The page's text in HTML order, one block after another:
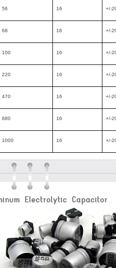
56 16 +/-
68 16 +/-
100 16 +/-
220 16 +/-
470 16 +/-
680 16 +/-
1000 16 +/-